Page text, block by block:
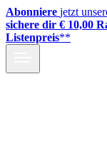
Abonniere jetzt
sichere dir € 10,00
Listenpreis**